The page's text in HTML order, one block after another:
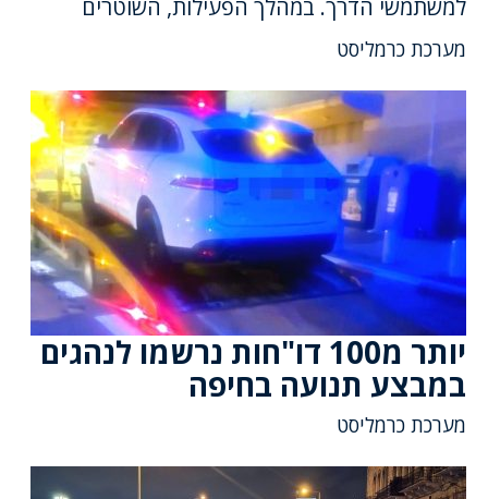
למשתמשי הדרך. במהלך הפעילות, השוטרים
מערכת כרמליסט
יותר מ100 דו"חות נרשמו לנהגים
במבצע תנועה בחיפה
מערכת כרמליסט